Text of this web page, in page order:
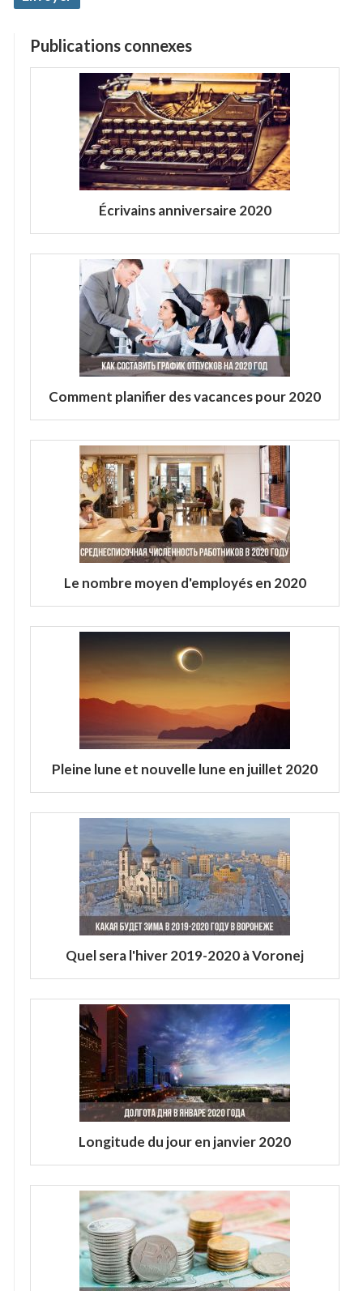
Publications connexes
Écrivains anniversaire 2020
Comment planifier des vacances pour 2020
Le nombre moyen d'employés en 2020
Pleine lune et nouvelle lune en juillet 2020
Quel sera l'hiver 2019-2020 à Voronej
Longitude du jour en janvier 2020